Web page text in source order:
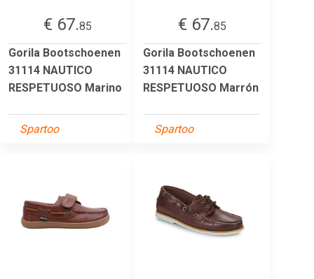
€ 67.85
Gorila Bootschoenen
31114 NAUTICO
RESPETUOSO Marino
Spartoo
€ 67.85
Gorila Bootschoenen
31114 NAUTICO
RESPETUOSO Marrón
Spartoo